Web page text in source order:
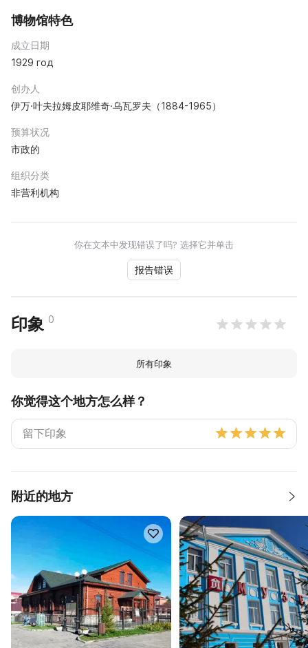
博物馆特色
成立日期
1929 год
创办人
伊万·叶夫拉姆皮耶维奇·乌瓦罗夫（1884-1965）
预算状况
市政的
组织分类
非营利机构
你在文本中发现错误了吗? 选择它并单击
报告错误
印象 0
所有印象
你觉得这个地方怎么样？
附近的地方